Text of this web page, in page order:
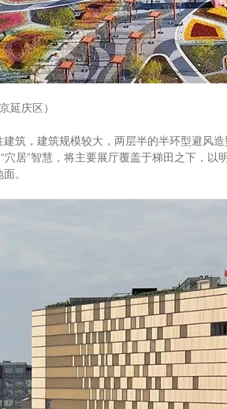
延庆区）
筑，建筑规模较大，两层半的半环型避风
穴居”智慧，将主要展厅覆盖于梯田之下，
。